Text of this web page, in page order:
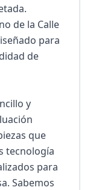
de la Calle
para
de
y
que
tecnología
para
Sabemos